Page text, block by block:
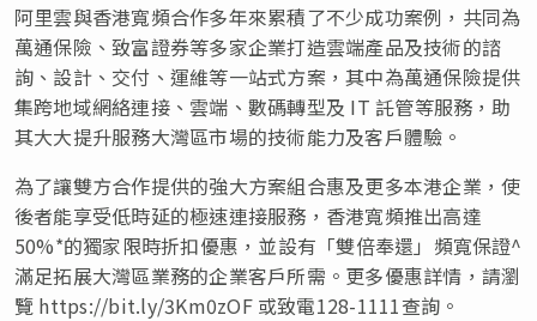
阿里雲與香港寬頻合作多年來累積了不少成功案例，共同為
萬通保險、致富證券等多家企業打造雲端產品及技術的諮
詢、設計、交付、運維等一站式方案，其中為萬通保險提供
集跨地域網絡連接、雲端、數碼轉型及 IT 託管等服務，助
其大大提升服務大灣區市場的技術能力及客戶體驗。
為了讓雙方合作提供的強大方案組合惠及更多本港企業，使
後者能享受低時延的極速連接服務，香港寬頻推出高達
50%*的獨家限時折扣優惠，並設有「雙倍奉還」頻寬保證^
滿足拓展大灣區業務的企業客戶所需。更多優惠詳情，請瀏
覽 https://bit.ly/3Km0zOF 或致電128-1111查詢。